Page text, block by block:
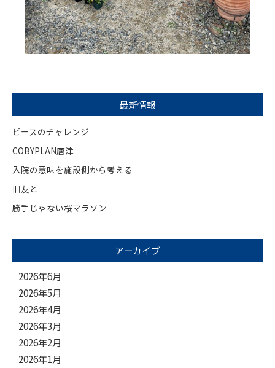
最新情報
ピースのチャレンジ
COBYPLAN唐津
入院の意味を施設側から考える
旧友と
勝手じゃない桜マラソン
アーカイブ
2026年6月
2026年5月
2026年4月
2026年3月
2026年2月
2026年1月